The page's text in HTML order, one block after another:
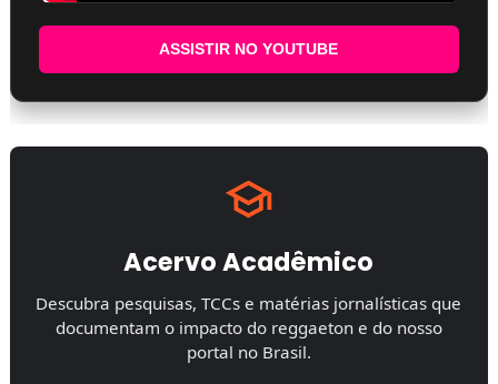
ASSISTIR NO YOUTUBE
Acervo Acadêmico
Descubra pesquisas, TCCs e matérias jornalísticas que
documentam o impacto do reggaeton e do nosso
portal no Brasil.